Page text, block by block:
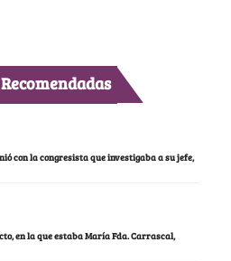
con la congresista que investigaba a su jefe,
en la que estaba María Fda. Carrascal,